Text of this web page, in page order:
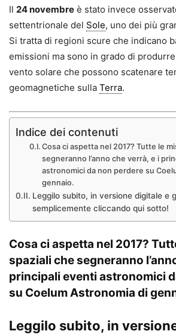
Il 24 novembre è stato invece
settentrionale del Sole, uno dei più
Si tratta di regioni scure che indicano
emissioni ma sono in grado di
vento solare che possono scatenare
geomagnetiche sulla Terra.
Indice dei contenuti
Cosa ci aspetta nel 2017? Tutte le
segneranno l’anno che verrà, e i
astronomici da non perdere su
gennaio.
Leggilo subito, in versione digitale e
semplicemente cliccando qui sotto!
Cosa ci aspetta nel 2017?
spaziali che segneranno
principali eventi astronomici
su Coelum Astronomia di
Leggilo subito, in